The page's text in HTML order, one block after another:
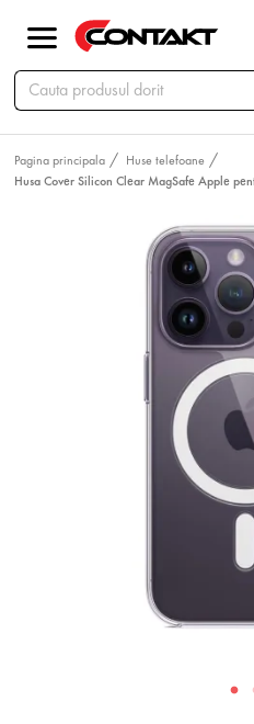
Pagina principala
Huse telefoane
Husa Cover Silicon Clear MagSafe Apple